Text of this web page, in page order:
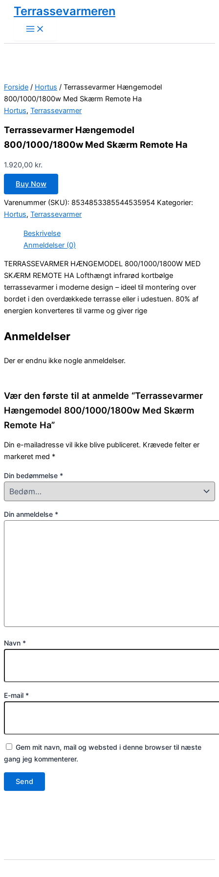
indholdet
Terrassevarmeren
Forside / Hortus / Terrassevarmer Hængemodel
800/1000/1800w Med Skærm Remote Ha
Hortus, Terrassevarmer
Terrassevarmer Hængemodel
800/1000/1800w Med Skærm Remote Ha
1.920,00 kr.
Buy Now
Varenummer (SKU): 8534853385544535954 Kategorier:
Hortus, Terrassevarmer
Beskrivelse
Anmeldelser (0)
TERRASSEVARMER HÆNGEMODEL 800/1000/1800W MED
SKÆRM REMOTE HA Lofthængt infrarød kortbølge
terrassevarmer i moderne design – ideel til montering over
bordet i den overdækkede terrasse eller i udestuen. 80% af
energien konverteres til varme og giver rige
Anmeldelser
Der er endnu ikke nogle anmeldelser.
Vær den første til at anmelde “Terrassevarmer
Hængemodel 800/1000/1800w Med Skærm
Remote Ha”
Din e-mailadresse vil ikke blive publiceret. Krævede felter er
markeret med *
Din bedømmelse *
Din anmeldelse *
Navn *
E-mail *
Gem mit navn, mail og websted i denne browser til næste
gang jeg kommenterer.